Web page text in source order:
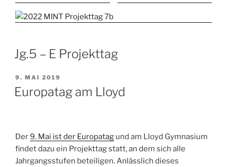
Jg.5 – E Projekttag
VERÖFFENTLICHT
AM
9. MAI 2019
Europatag am Lloyd
Der9. Mai ist der Europatag und am Lloyd Gymnasium
findet dazu ein Projekttag statt, an dem sich alle
Jahrgangsstufen beteiligen. Anlässlich dieses